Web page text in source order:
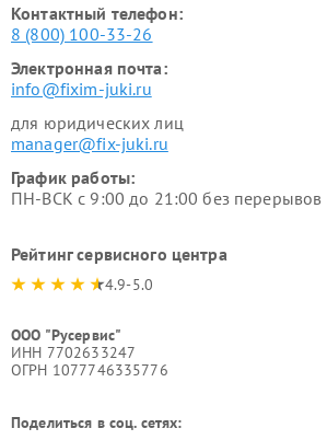
Контактный телефон:
8 (800) 100-33-26
Электронная почта:
info@fixim-juki.ru
для юридических лиц
manager@fix-juki.ru
График работы:
ПН-ВСК с 9:00 до 21:00 без
Рейтинг сервисного центра
4.9-5.0
ООО "Русервис"
ИНН 7702633247
ОГРН 1077746335776
Поделиться в соц. сетях: